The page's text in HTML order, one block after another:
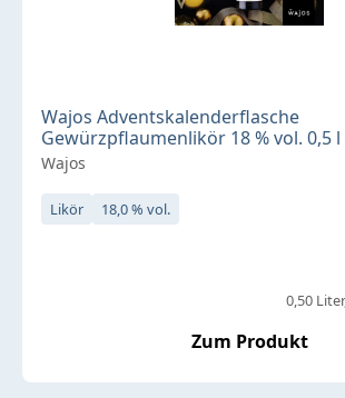
Wajos Adventskalenderflasche
Gewürzpflaumenlikör 18 % vol. 0,5 l
Wajos
Likör 18,0 % vol.
0,50 Liter
Zum Produkt